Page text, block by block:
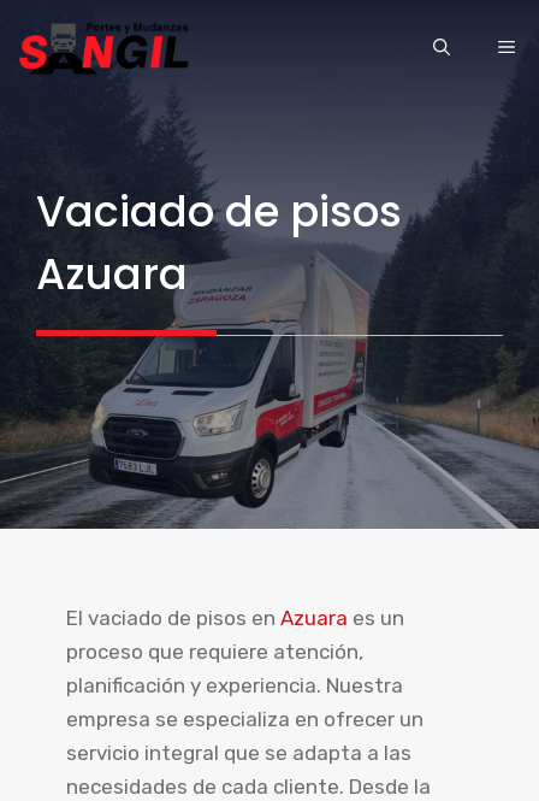
Vaciado de pisos
Azuara
El vaciado de pisos en Azuara es un
proceso que requiere atención,
planificación y experiencia. Nuestra
empresa se especializa en ofrecer un
servicio integral que se adapta a las
necesidades de cada cliente. Desde la